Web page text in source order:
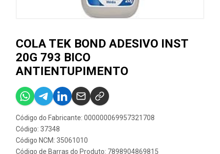
COLA TEK BOND ADESIVO INST
20G 793 BICO
ANTIENTUPIMENTO
Código do Fabricante: 000000069957321708
Código: 37348
Código NCM: 35061010
Código de Barras do Produto: 7898904869815